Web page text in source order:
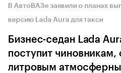
В АвтоВАЗе заявили о планах
версию Lada Aura для такси
Бизнес-седан Lada
поступит чиновникам,
литровым